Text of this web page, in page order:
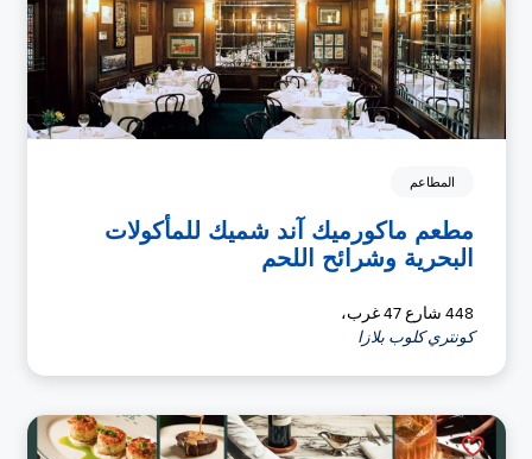
المطاعم
مطعم ماكورميك آند شميك للمأكولات
البحرية وشرائح اللحم
448 شارع 47 غرب،
كونتري كلوب بلازا